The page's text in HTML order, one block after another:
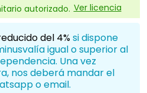
autorizado. Ver licencia
del 4%si dispone
igual o superior al
Una vez
nos deberá mandar el
o email.